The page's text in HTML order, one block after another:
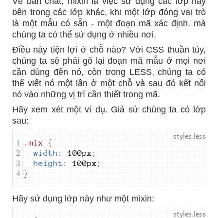
bên trong các lớp khác, khi một lớp đóng vai trò
là một mẫu có sẵn - một đoạn mã xác định, mà
chúng ta có thể sử dụng ở nhiều nơi.
Điều này tiện lợi ở chỗ nào? Với CSS thuần túy,
chúng ta sẽ phải gõ lại đoạn mã mẫu ở mọi nơi
cần dùng đến nó, còn trong LESS, chúng ta có
thể viết nó một lần ở một chỗ và sau đó kết nối
nó vào những vị trí cần thiết trong mã.
Hãy xem xét một ví dụ. Giả sử chúng ta có lớp
sau:
.mix
{
width : 100px ;
height : 100px ;
}
Hãy sử dụng lớp này như một mixin: